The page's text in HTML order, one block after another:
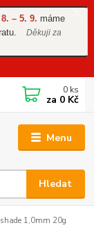
– 5. 9. máme
Děkuji za
Menu
Hledat
0 ks
za 0 Kč
1,0mm 20g